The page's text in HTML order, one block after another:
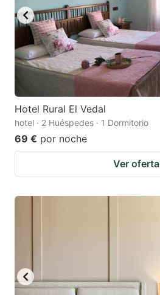
Hotel Rural El Vedal
hotel · 2 Huéspedes · 1 Dormitorio
69 € por noche
Ver oferta